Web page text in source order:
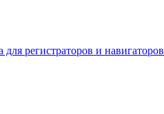
регистраторов и навигаторов